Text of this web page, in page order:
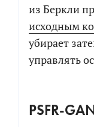
из Беркли
исходным
убирает
управлять
PSFR-